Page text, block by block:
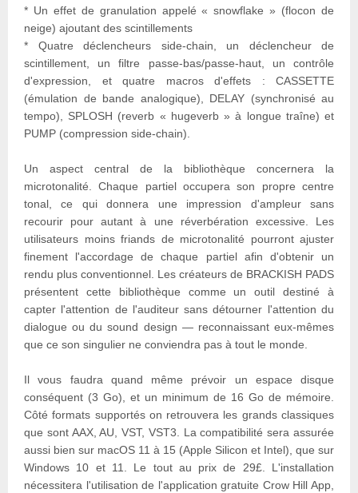
* Un effet de granulation appelé « snowflake » (flocon de
neige) ajoutant des scintillements
* Quatre déclencheurs side-chain, un déclencheur de
scintillement, un filtre passe-bas/passe-haut, un contrôle
d'expression, et quatre macros d'effets : CASSETTE
(émulation de bande analogique), DELAY (synchronisé au
tempo), SPLOSH (reverb « hugeverb » à longue traîne) et
PUMP (compression side-chain).
Un aspect central de la bibliothèque concernera la
microtonalité. Chaque partiel occupera son propre centre
tonal, ce qui donnera une impression d'ampleur sans
recourir pour autant à une réverbération excessive. Les
utilisateurs moins friands de microtonalité pourront ajuster
finement l'accordage de chaque partiel afin d'obtenir un
rendu plus conventionnel. Les créateurs de BRACKISH PADS
présentent cette bibliothèque comme un outil destiné à
capter l'attention de l'auditeur sans détourner l'attention du
dialogue ou du sound design — reconnaissant eux-mêmes
que ce son singulier ne conviendra pas à tout le monde.
Il vous faudra quand même prévoir un espace disque
conséquent (3 Go), et un minimum de 16 Go de mémoire.
Côté formats supportés on retrouvera les grands classiques
que sont AAX, AU, VST, VST3. La compatibilité sera assurée
aussi bien sur macOS 11 à 15 (Apple Silicon et Intel), que sur
Windows 10 et 11. Le tout au prix de 29£. L'installation
nécessitera l'utilisation de l'application gratuite Crow Hill App,